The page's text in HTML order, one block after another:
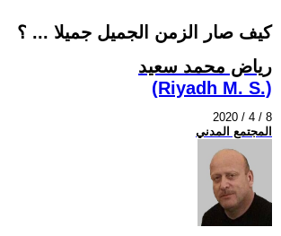
كيف صار الزمن الجميل جميلا ... ؟
رياض محمد سعيد
(Riyadh M. S.)
2020 / 4 / 8
المجتمع المدني